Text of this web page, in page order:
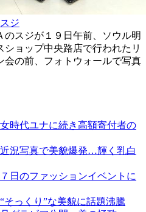
ジ
のスジが１９日午前、ソウル明
ョップ中央路店で行われたリ
会の前、フォトウォールで写真
時代ユナに続き高額寄付者の
況写真で美貌爆発…輝く乳白
日のファッションイベントに
そっくり”な美貌に話題沸騰